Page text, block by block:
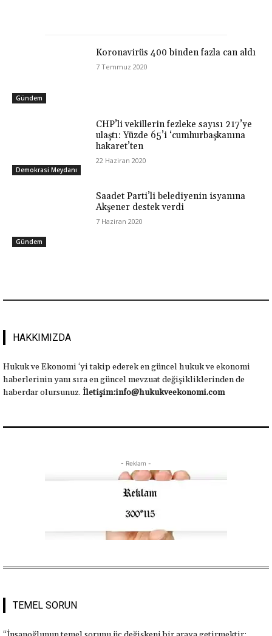
Gündem
Koronavirüs 400 binden fazla can aldı
7 Temmuz 2020
Demokrasi Meydanı
CHP’li vekillerin fezleke sayısı 217’ye
ulaştı: Yüzde 65’i ‘cumhurbaşkanına
hakaret’ten
22 Haziran 2020
Gündem
Saadet Parti’li belediyenin isyanına
Akşener destek verdi
7 Haziran 2020
HAKKIMIZDA
Hukuk ve Ekonomi ‘yi takip ederek en güncel hukuk ve ekonomi
haberlerinin yanı sıra en güncel mevzuat değişikliklerinden de
haberdar olursunuz. İletişim:info@hukukveekonomi.com
- Reklam -
TEMEL SORUN